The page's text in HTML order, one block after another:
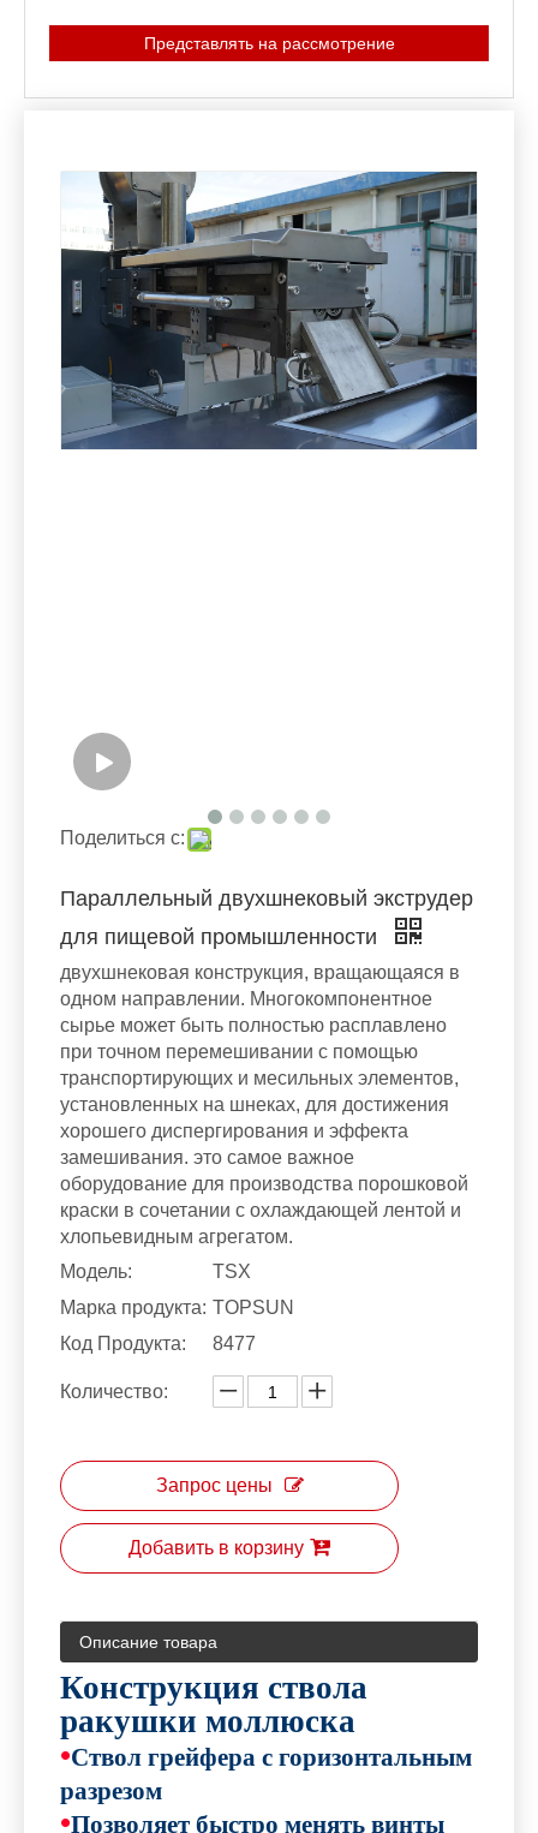
Представлять на рассмотрение
Поделиться с:
Параллельный двухшнековый экструдер
для пищевой промышленности
двухшнековая конструкция, вращающаяся в
одном направлении. Многокомпонентное
сырье может быть полностью расплавлено
при точном перемешивании с помощью
транспортирующих и месильных элементов,
установленных на шнеках, для достижения
хорошего диспергирования и эффекта
замешивания. это самое важное
оборудование для производства порошковой
краски в сочетании с охлаждающей лентой и
хлопьевидным агрегатом.
Модель:
TSX
Марка продукта: TOPSUN
Код Продукта:
8477
Количество:
Запрос цены
Добавить в корзину
Описание товара
Конструкция ствола
ракушки моллюска
•Ствол грейфера с горизонтальным
разрезом
•Позволяет быстро менять винты